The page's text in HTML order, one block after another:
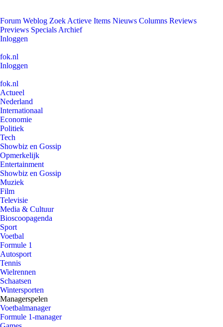
Forum Weblog Zoek Actieve Items Nieuws Columns Reviews
Previews Specials Archief
Inloggen
fok.nl
Inloggen
fok.nl
Actueel
Nederland
Internationaal
Economie
Politiek
Tech
Showbiz en Gossip
Opmerkelijk
Entertainment
Showbiz en Gossip
Muziek
Film
Televisie
Media & Cultuur
Bioscoopagenda
Sport
Voetbal
Formule 1
Autosport
Tennis
Wielrennen
Schaatsen
Wintersporten
Managerspelen
Voetbalmanager
Formule 1-manager